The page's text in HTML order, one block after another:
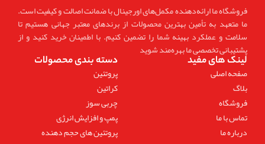
فروشگاه ما ارائه‌دهنده مکمل‌های اورجینال با ضمانت اصالت و کیفیت است.
ما متعهد به تأمین بهترین محصولات از برندهای معتبر جهانی هستیم تا
سلامت و عملکرد بهینه شما را تضمین کنیم. با اطمینان خرید کنید و از
پشتیبانی تخصصی ما بهره‌مند شوید
لینک های مفید
صفحه اصلی
بلاگ
فروشگاه
تماس با ما
درباره ما
دسته بندی محصولات
پروتئین
کراتین
چربی سوز
پمپ و افزایش انرژی
پروتئین های حجم دهنده